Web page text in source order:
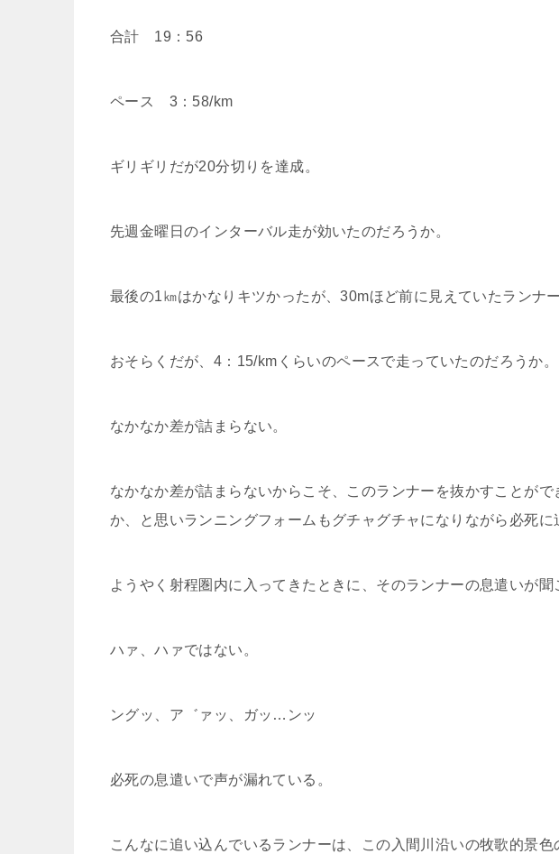
合計 19：56
ペース 3：58/km
ギリギリだが20分切りを達成。
先週金曜日のインターバル走が効いたのだろうか。
最後の1㎞はかなりキツかったが、30mほど前に見えていたランナー
おそらくだが、4：15/kmくらいのペースで走っていたのだろうか。
なかなか差が詰まらない。
なかなか差が詰まらないからこそ、このランナーを抜かすことが
か、と思いランニングフォームもグチャグチャになりながら必死に
ようやく射程圏内に入ってきたときに、そのランナーの息遣いが聞
ハァ、ハァではない。
ングッ、ア゛ァッ、ガッ…ンッ
必死の息遣いで声が漏れている。
こんなに追い込んでいるランナーは、この入間川沿いの牧歌的景